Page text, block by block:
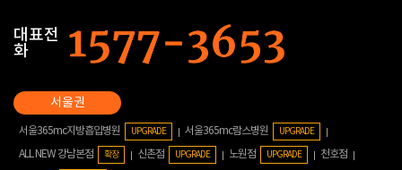
대표전
화
서울365mc지방흡입병원 UPGRADE 서울365mc람스병원 UPGRADE
ALL NEW 강남본점 확장 신촌점 UPGRADE 노원점 UPGRADE
천호점